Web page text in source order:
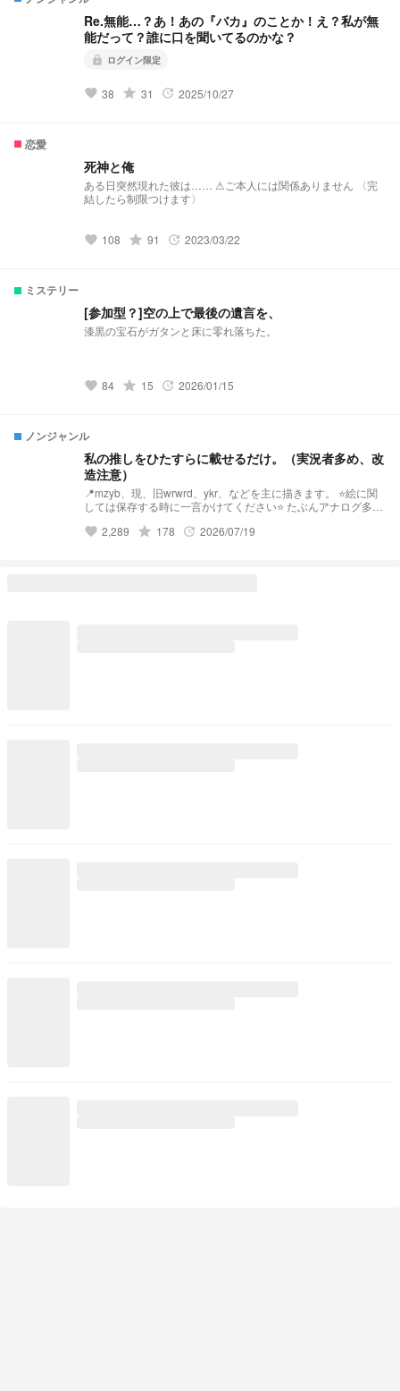
Re.無能…？あ！あの『バカ』のことか！え？私が無
能だって？誰に口を聞いてるのかな？
lock ログイン限定
favorite 38 grade 31 update 2025/10/27
恋愛
死神と俺
ある日突然現れた彼は…… ⚠︎ご本人には関係ありません 〈完
結したら制限つけます〉
favorite 108 grade 91 update 2023/03/22
ミステリー
[参加型？]空の上で最後の遺言を、
漆黒の宝石がガタンと床に零れ落ちた。
favorite 84 grade 15 update 2026/01/15
ノンジャンル
私の推しをひたすらに載せるだけ。（実況者多め、改
造注意）
📍mzyb、現、旧wrwrd、ykr、などを主に描きます。 ⭐️絵に関
しては保存する時に一言かけてください⭐️ たぶんアナログ多め
もらえたらすごく喜びます🫶🏻 リクエストは常時受け付けて
favorite 2,289 grade 178 update 2026/07/19